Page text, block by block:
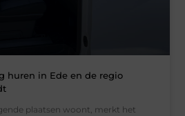
huren in Ede en de regio
plaatsen woont, merkt het